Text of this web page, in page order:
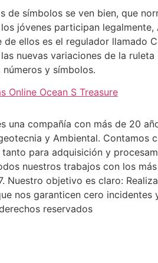
de símbolos se ven bien, que
jóvenes participan
de ellos es el regulador llamado
nuevas variaciones de la
números y símbolos.
Online Ocean S Treasure
una compañía con más de 20
y Ambiental. Contamos
para adquisición y
nuestros trabajos con los
Nuestro objetivo es claro:
nos garanticen cero
reservados